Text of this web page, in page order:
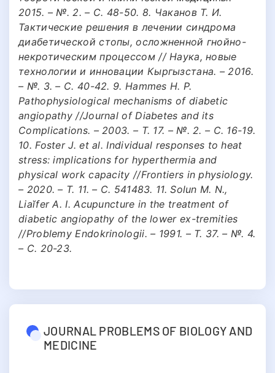
2015. – №. 2. – С. 48-50. 8. Чаканов Т. И.
Тактические решения в лечении синдрома
диабетической стопы, осложненной гнойно-
некротическим процессом // Наука, новые
технологии и инновации Кыргызстана. – 2016.
– №. 3. – С. 40-42. 9. Hammes H. P.
Pathophysiological mechanisms of diabetic
angiopathy //Journal of Diabetes and its
Complications. – 2003. – Т. 17. – №. 2. – С. 16-19.
10. Foster J. et al. Individual responses to heat
stress: implications for hyperthermia and
physical work capacity //Frontiers in physiology.
– 2020. – Т. 11. – С. 541483. 11. Solun M. N.,
Liaĭfer A. I. Acupuncture in the treatment of
diabetic angiopathy of the lower ex-tremities
//Problemy Endokrinologii. – 1991. – Т. 37. – №. 4.
– С. 20-23.
JOURNAL PROBLEMS OF BIOLOGY AND
MEDICINE